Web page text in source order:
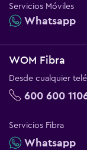
Servicios Móviles
Whatsapp
WOM Fibra
Desde cualquier
600 600
Servicios Fibra
Whatsapp